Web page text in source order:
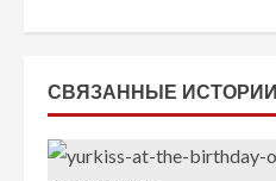
е
и
СВЯЗАННЫЕ ИСТОРИИ